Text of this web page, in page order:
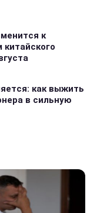
к
как выжить
в сильную